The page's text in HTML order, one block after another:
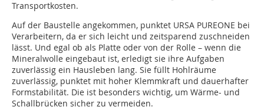
Transportkosten.
Auf der Baustelle angekommen, punktet URSA PUREONE bei
Verarbeitern, da er sich leicht und zeitsparend zuschneiden
lässt. Und egal ob als Platte oder von der Rolle – wenn die
Mineralwolle eingebaut ist, erledigt sie ihre Aufgaben
zuverlässig ein Hausleben lang. Sie füllt Hohlräume
zuverlässig, punktet mit hoher Klemmkraft und dauerhafter
Formstabilität. Die ist besonders wichtig, um Wärme- und
Schallbrücken sicher zu vermeiden.